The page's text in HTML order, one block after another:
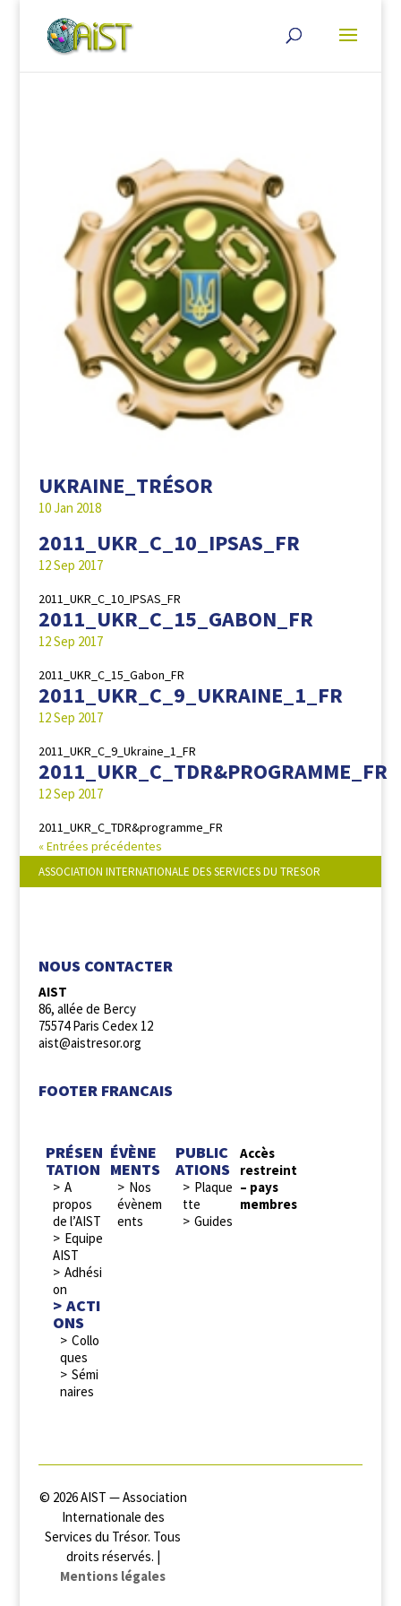
UKRAINE_TRÉSOR
10 Jan 2018
2011_UKR_C_10_IPSAS_FR
12 Sep 2017
2011_UKR_C_10_IPSAS_FR
2011_UKR_C_15_GABON_FR
12 Sep 2017
2011_UKR_C_15_Gabon_FR
2011_UKR_C_9_UKRAINE_1_FR
12 Sep 2017
2011_UKR_C_9_Ukraine_1_FR
2011_UKR_C_TDR&PROGRAMME_FR
12 Sep 2017
2011_UKR_C_TDR&programme_FR
« Entrées précédentes
ASSOCIATION INTERNATIONALE DES SERVICES DU TRESOR
NOUS CONTACTER
AIST
86, allée de Bercy
75574 Paris Cedex 12
aist@aistresor.org
FOOTER FRANCAIS
PRÉSEN
TATION
A
propos
de l’AIST
Equipe
AIST
Adhési
on
ACTI
ONS
Collo
ques
Sémi
naires
ÉVÈNE
MENTS
Nos
évènem
ents
PUBLIC
ATIONS
Plaque
tte
Guides
Accès
restreint
– pays
membres
© 2026 AIST — Association
Internationale des
Services du Trésor. Tous
droits réservés. |
Mentions légales